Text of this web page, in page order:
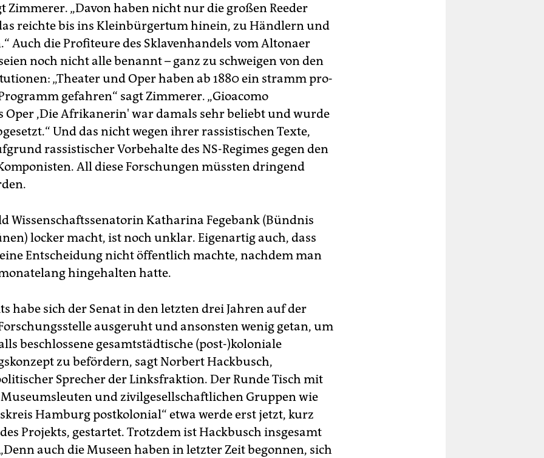
Zimmerer. „Davon haben nicht nur die großen Reeder
reichte bis ins Kleinbürgertum hinein, zu Händlern und
Auch die Profiteure des Sklavenhandels vom Altonaer
noch nicht alle benannt – ganz zu schweigen von den
„Theater und Oper haben ab 1880 ein stramm pro-
gefahren“ sagt Zimmerer. „Gioacomo
Oper ,Die Afrikanerin' war damals sehr beliebt und wurde
Und das nicht wegen ihrer rassistischen Texte,
rassistischer Vorbehalte des NS-Regimes gegen den
All diese Forschungen müssten dringend
Wissenschaftssenatorin Katharina Fegebank (Bündnis
locker macht, ist noch unklar. Eigenartig auch, dass
Entscheidung nicht öffentlich machte, nachdem man
hingehalten hatte.
habe sich der Senat in den letzten drei Jahren auf der
ausgeruht und ansonsten wenig getan, um
beschlossene gesamtstädtische (post-)koloniale
zu befördern, sagt Norbert Hackbusch,
Sprecher der Linksfraktion. Der Runde Tisch mit
und zivilgesellschaftlichen Gruppen wie
Hamburg postkolonial“ etwa werde erst jetzt, kurz
Projekts, gestartet. Trotzdem ist Hackbusch insgesamt
auch die Museen haben in letzter Zeit begonnen, sich